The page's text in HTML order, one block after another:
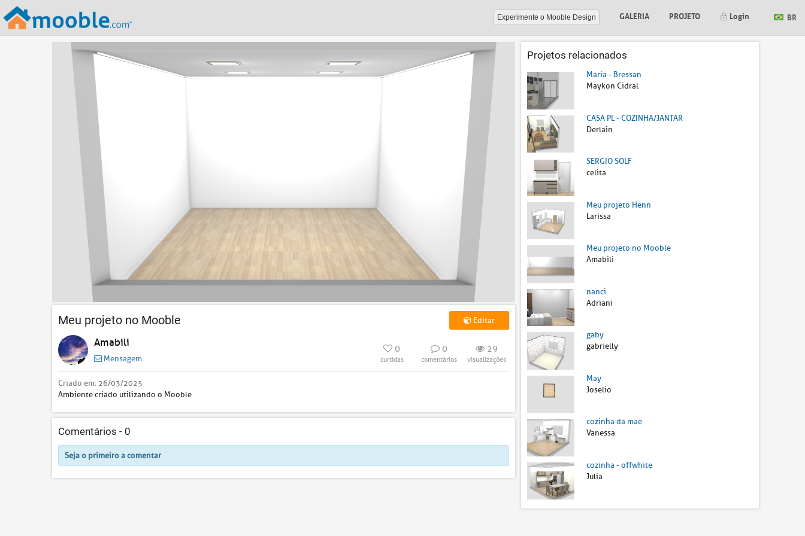
Experimente o Mooble Design GALERIA PROJETO Login BR
Meu projeto no Mooble Editar
Amabili
Mensagem
0
curtidas
0
comentários
29
visualizações
Criado em: 26/03/2025
Ambiente criado utilizando o Mooble
Comentários - 0
Seja o primeiro a comentar
Projetos relacionados
Maria - Bressan
Maykon Cidral
CASA PL - COZINHA/JANTAR
Derlain
SERGIO SOLF
celita
Meu projeto Henn
Larissa
Meu projeto no Mooble
Amabili
nanci
Adriani
gaby
gabrielly
May
Joselio
cozinha da mae
Vanessa
cozinha - offwhite
Julia